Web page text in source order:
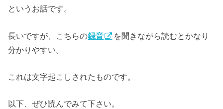
というお話です。
長いですが、こちらの録音
を聞きながら読むとかなり
分かりやすい。
これは文字起こしされたものです。
以下、ぜひ読んでみて下さい。